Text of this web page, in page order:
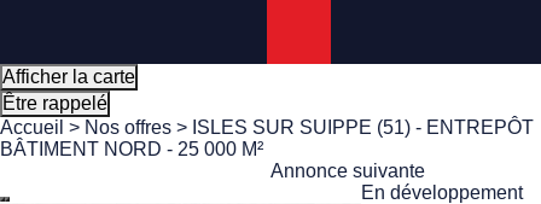
Afficher la carte
Être rappelé
Accueil > Nos offres > ISLES SUR SUIPPE (51) - ENTREPÔT
BÂTIMENT NORD - 25 000 M²
Annonce suivante
En développement